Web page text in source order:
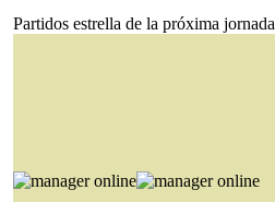
Partidos estrella de la próxima jornada